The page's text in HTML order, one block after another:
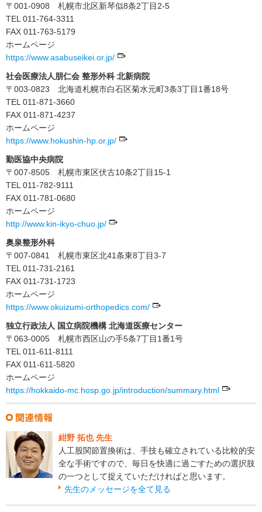
〒001-0908 札幌市北区新琴似8条2丁目2-5
TEL 011-764-3311
FAX 011-763-5179
ホームページ
https://www.asabuseikei.or.jp/
社会医療法人朋仁会 整形外科 北新病院
〒003-0823 北海道札幌市白石区菊水元町3条3丁目1番18号
TEL 011-871-3660
FAX 011-871-4237
ホームページ
https://www.hokushin-hp.or.jp/
勤医協中央病院
〒007-8505 札幌市東区伏古10条2丁目15-1
TEL 011-782-9111
FAX 011-781-0680
ホームページ
http://www.kin-ikyo-chuo.jp/
奥泉整形外科
〒007-0841 札幌市東区北41条東8丁目3-7
TEL 011-731-2161
FAX 011-731-1723
ホームページ
https://www.okuizumi-orthopedics.com/
独立行政法人 国立病院機構 北海道医療センター
〒063-0005 札幌市西区山の手5条7丁目1番1号
TEL 011-611-8111
FAX 011-611-5820
ホームページ
https://hokkaido-mc.hosp.go.jp/introduction/summary.html
紺野 拓也 先生
人工股関節置換術は、手技も確立されている比較的安
全な手術ですので、毎日を快適に過ごすための選択肢
の一つとして捉えていただければと思います。
先生のメッセージを全て見る